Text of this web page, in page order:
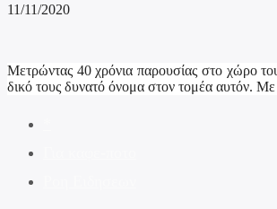
11/11/2020
Μετρώντας 40 χρόνια παρουσίας στο χώρο
δικό τους δυνατό όνομα στον τομέα αυτόν.